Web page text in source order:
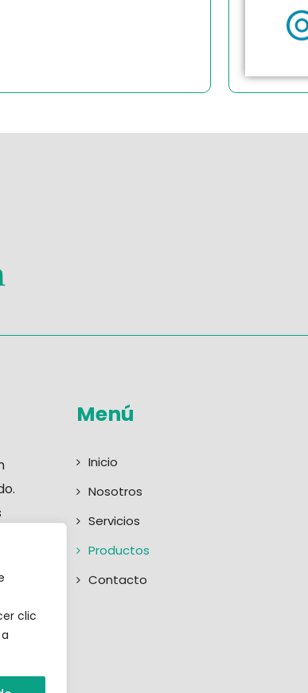
clic
Menú
Inicio
Nosotros
Servicios
Productos
Contacto